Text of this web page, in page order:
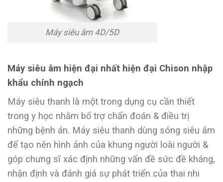
Máy siêu âm 4D/5D
Máy siêu âm hiện đại nhất hiện đại Chison nhập
khẩu chính ngạch
Máy siêu thanh là một trong dụng cụ cần thiết
trong y học nhằm bổ trợ chẩn đoán & điều trị
những bệnh án. Máy siêu thanh dùng sóng siêu âm
để tạo nên hình ảnh của khung người loài người &
góp chưng sĩ xác định những vấn đề sức đề kháng,
nhận định và đánh giá sự phát triển của thai nhi